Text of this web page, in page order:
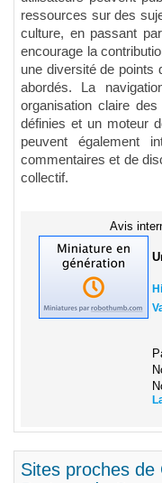
ressources sur des
culture, en passant
encourage la
une diversité de points
abordés. La
organisation claire
définies et un moteur
peuvent également
commentaires et de
collectif.
Avis
Sites proches